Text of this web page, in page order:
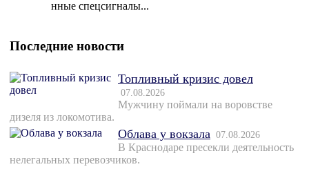
нные спецсигналы...
Последние новости
Топливный кризис довел
07.08.2026
Мужчину поймали на воровстве
дизеля из локомотива.
Облава у вокзала 07.08.2026
В Краснодаре пресекли деятельность
нелегальных перевозчиков.